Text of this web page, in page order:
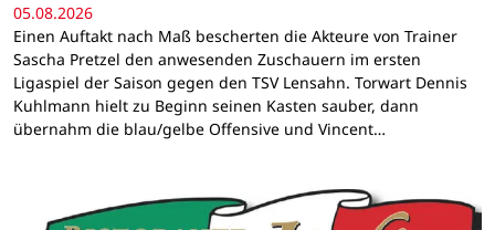
05.08.2026
Einen Auftakt nach Maß bescherten die Akteure von Trainer
Sascha Pretzel den anwesenden Zuschauern im ersten
Ligaspiel der Saison gegen den TSV Lensahn. Torwart Dennis
Kuhlmann hielt zu Beginn seinen Kasten sauber, dann
übernahm die blau/gelbe Offensive und Vincent…